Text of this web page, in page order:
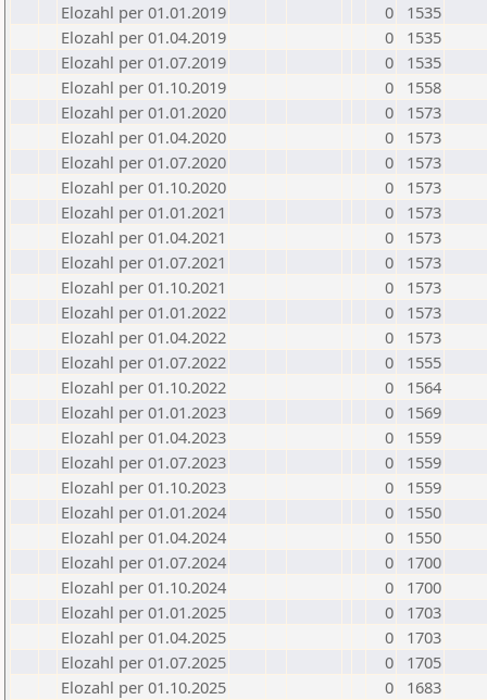
Elozahl per 01.01.2019
0
1535
Elozahl per 01.04.2019
0
1535
Elozahl per 01.07.2019
0
1535
Elozahl per 01.10.2019
0
1558
Elozahl per 01.01.2020
0
1573
Elozahl per 01.04.2020
0
1573
Elozahl per 01.07.2020
0
1573
Elozahl per 01.10.2020
0
1573
Elozahl per 01.01.2021
0
1573
Elozahl per 01.04.2021
0
1573
Elozahl per 01.07.2021
0
1573
Elozahl per 01.10.2021
0
1573
Elozahl per 01.01.2022
0
1573
Elozahl per 01.04.2022
0
1573
Elozahl per 01.07.2022
0
1555
Elozahl per 01.10.2022
0
1564
Elozahl per 01.01.2023
0
1569
Elozahl per 01.04.2023
0
1559
Elozahl per 01.07.2023
0
1559
Elozahl per 01.10.2023
0
1559
Elozahl per 01.01.2024
0
1550
Elozahl per 01.04.2024
0
1550
Elozahl per 01.07.2024
0
1700
Elozahl per 01.10.2024
0
1700
Elozahl per 01.01.2025
0
1703
Elozahl per 01.04.2025
0
1703
Elozahl per 01.07.2025
0
1705
Elozahl per 01.10.2025
0
1683